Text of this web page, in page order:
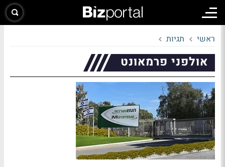
ראשי תגיות
אולפני פרמאונט